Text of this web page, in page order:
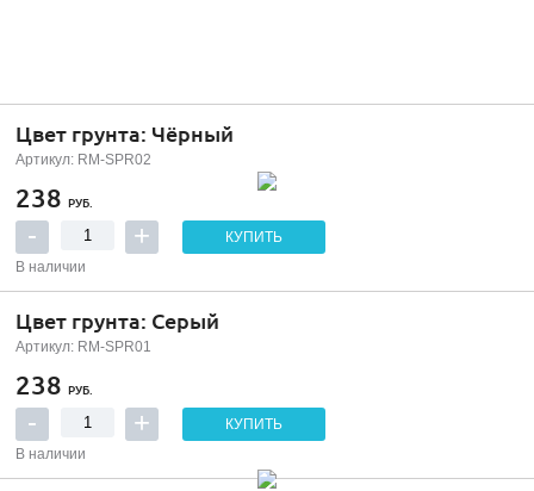
Цвет грунта: Чёрный
Артикул: RM-SPR02
238 РУБ.
КУПИТЬ
В наличии
Цвет грунта: Серый
Артикул: RM-SPR01
238 РУБ.
КУПИТЬ
В наличии